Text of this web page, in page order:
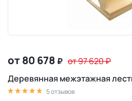
от 80 678 ₽ от 97 620₽
Деревянная межэтажная
5 отзывов